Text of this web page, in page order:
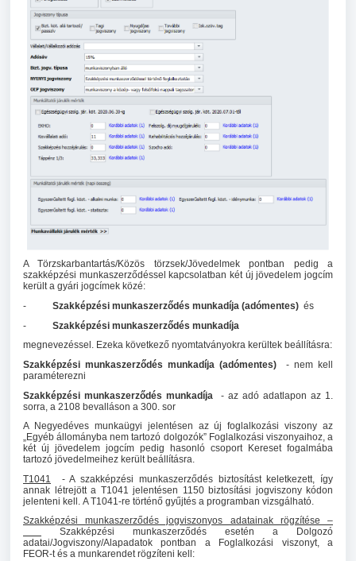
A Törzskarbantartás/Közös törzsek/Jövedelmek pontban pedig a
szakképzési munkaszerződéssel kapcsolatban két új jövedelem jogcím
került a gyári jogcímek közé:
- Szakképzési munkaszerződés munkadíja (adómentes) és
- Szakképzési munkaszerződés munkadíja
megnevezéssel. Ezeka következő nyomtatványokra kerültek beállításra:
Szakképzési munkaszerződés munkadíja (adómentes)
- nem kell
paraméterezni
Szakképzési munkaszerződés munkadíja
- az adó adatlapon az 1.
sorra, a 2108 bevalláson a 300. sor
A Negyedéves munkaügyi jelentésen az új foglalkozási viszony az
„Egyéb állományba nem tartozó dolgozók” Foglalkozási viszonyaihoz, a
két új jövedelem jogcím pedig hasonló csoport Kereset fogalmába
tartozó jövedelmeihez került beállításra.
T1041 - A szakképzési munkaszerződés biztosítást keletkezett, így
annak létrejött a T1041 jelentésen 1150 biztosítási jogviszony kódon
jelenteni kell. A T1041-re történő gyűjtés a programban vizsgálható.
Szakképzési munkaszerződés jogviszonyos adatainak rögzítése –
Szakképzési munkaszerződés esetén a Dolgozó
adatai/Jogviszony/Alapadatok pontban a Foglalkozási viszonyt, a
FEOR-t és a munkarendet rögzíteni kell: